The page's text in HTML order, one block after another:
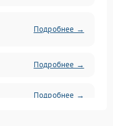
Подробнее →
Подробнее →
Подробнее →